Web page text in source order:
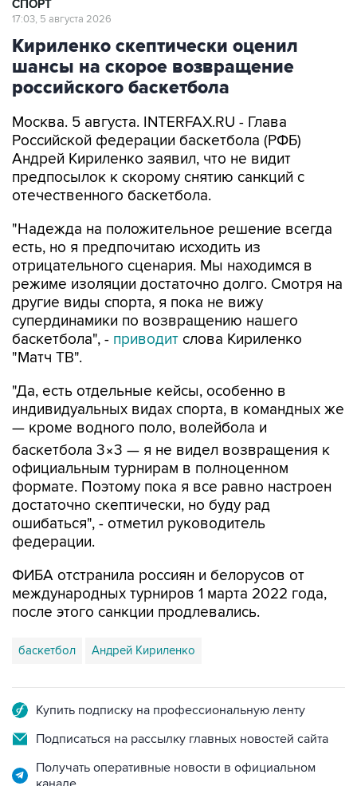
СПОРТ
17:03, 5 августа 2026
Кириленко скептически оценил
шансы на скорое возвращение
российского баскетбола
Москва. 5 августа. INTERFAX.RU - Глава
Российской федерации баскетбола (РФБ)
Андрей Кириленко заявил, что не видит
предпосылок к скорому снятию санкций с
отечественного баскетбола.
"Надежда на положительное решение всегда
есть, но я предпочитаю исходить из
отрицательного сценария. Мы находимся в
режиме изоляции достаточно долго. Смотря на
другие виды спорта, я пока не вижу
супердинамики по возвращению нашего
баскетбола", - приводит слова Кириленко
"Матч ТВ".
"Да, есть отдельные кейсы, особенно в
индивидуальных видах спорта, в командных же
— кроме водного поло, волейбола и
баскетбола 3×3 — я не видел возвращения к
официальным турнирам в полноценном
формате. Поэтому пока я все равно настроен
достаточно скептически, но буду рад
ошибаться", - отметил руководитель
федерации.
ФИБА отстранила россиян и белорусов от
международных турниров 1 марта 2022 года,
после этого санкции продлевались.
баскетбол Андрей Кириленко
Купить подписку на профессиональную ленту
Подписаться на рассылку главных новостей сайта
Получать оперативные новости в официальном